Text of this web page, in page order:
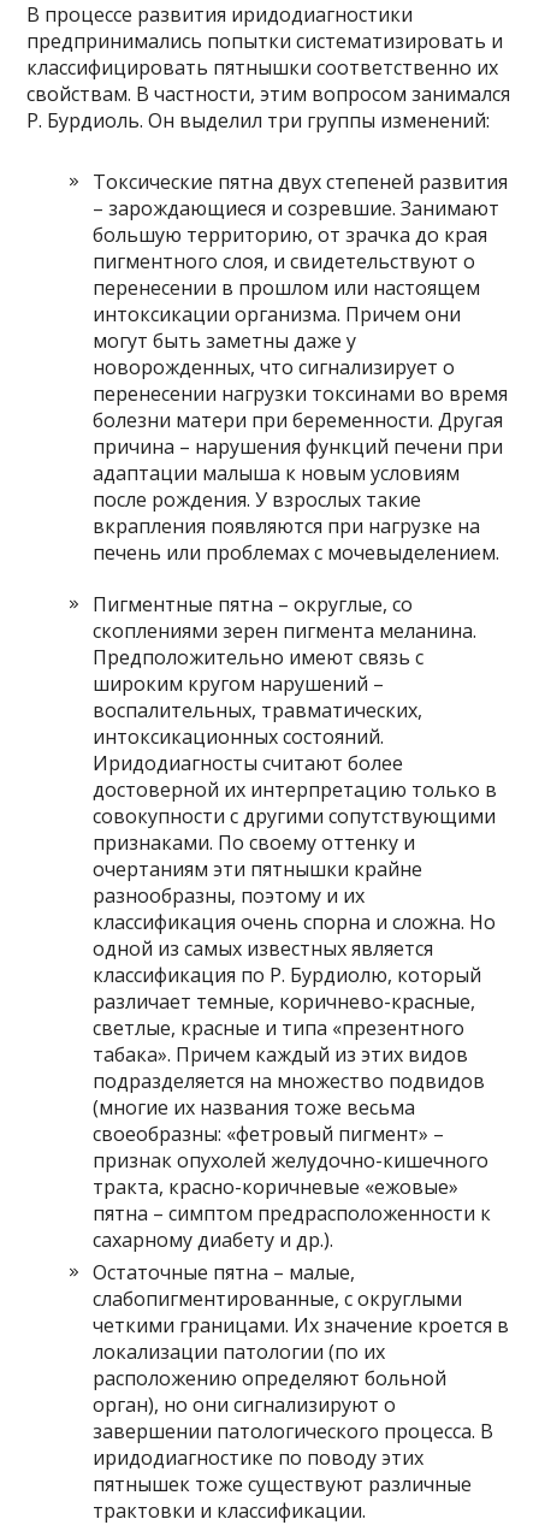
В процессе развития иридодиагностики
предпринимались попытки систематизировать и
классифицировать пятнышки соответственно их
свойствам. В частности, этим вопросом занимался
Р. Бурдиоль. Он выделил три группы изменений:
Токсические пятна двух степеней развития
– зарождающиеся и созревшие. Занимают
большую территорию, от зрачка до края
пигментного слоя, и свидетельствуют о
перенесении в прошлом или настоящем
интоксикации организма. Причем они
могут быть заметны даже у
новорожденных, что сигнализирует о
перенесении нагрузки токсинами во время
болезни матери при беременности. Другая
причина – нарушения функций печени при
адаптации малыша к новым условиям
после рождения. У взрослых такие
вкрапления появляются при нагрузке на
печень или проблемах с мочевыделением.
Пигментные пятна – округлые, со
скоплениями зерен пигмента меланина.
Предположительно имеют связь с
широким кругом нарушений –
воспалительных, травматических,
интоксикационных состояний.
Иридодиагносты считают более
достоверной их интерпретацию только в
совокупности с другими сопутствующими
признаками. По своему оттенку и
очертаниям эти пятнышки крайне
разнообразны, поэтому и их
классификация очень спорна и сложна. Но
одной из самых известных является
классификация по Р. Бурдиолю, который
различает темные, коричнево-красные,
светлые, красные и типа «презентного
табака». Причем каждый из этих видов
подразделяется на множество подвидов
(многие их названия тоже весьма
своеобразны: «фетровый пигмент» –
признак опухолей желудочно-кишечного
тракта, красно-коричневые «ежовые»
пятна – симптом предрасположенности к
сахарному диабету и др.).
Остаточные пятна – малые,
слабопигментированные, с округлыми
четкими границами. Их значение кроется в
локализации патологии (по их
расположению определяют больной
орган), но они сигнализируют о
завершении патологического процесса. В
иридодиагностике по поводу этих
пятнышек тоже существуют различные
трактовки и классификации.